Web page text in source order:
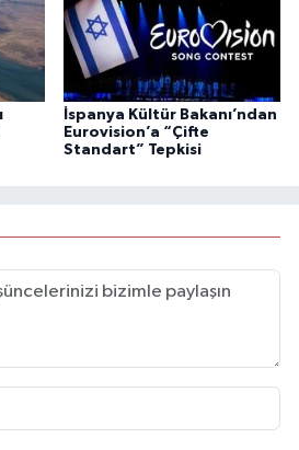
İspanya Kültür Bakanı’ndan
Eurovision’a “Çifte
Standart” Tepkisi